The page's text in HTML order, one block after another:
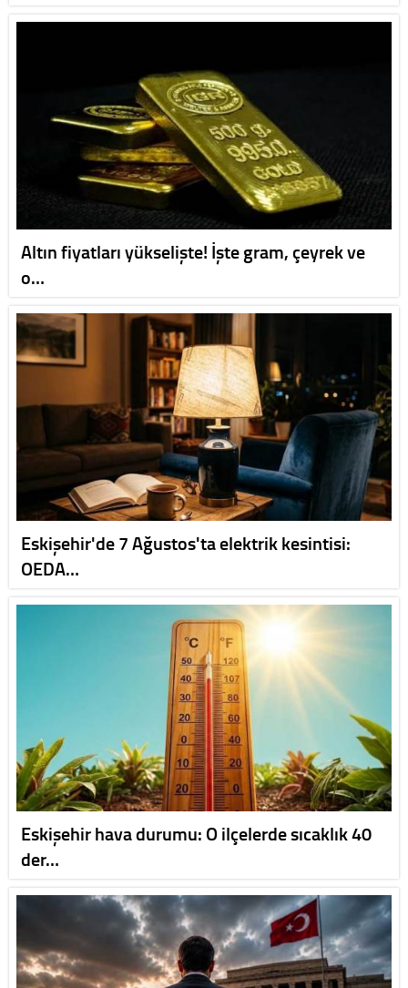
Altın fiyatları yükselişte! İşte gram, çeyrek ve
o…
Eskişehir'de 7 Ağustos'ta elektrik kesintisi:
OEDA…
Eskişehir hava durumu: O ilçelerde sıcaklık 40
der…